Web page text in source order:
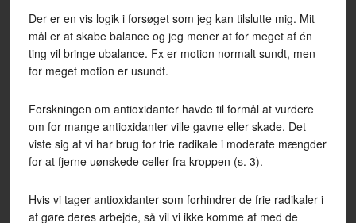
Der er en vis logik i forsøget som jeg kan tilslutte mig. Mit
mål er at skabe balance og jeg mener at for meget af én
ting vil bringe ubalance. Fx er motion normalt sundt, men
for meget motion er usundt.
Forskningen om antioxidanter havde til formål at vurdere
om for mange antioxidanter ville gavne eller skade. Det
viste sig at vi har brug for frie radikale i moderate mængder
for at fjerne uønskede celler fra kroppen (s. 3).
Hvis vi tager antioxidanter som forhindrer de frie radikaler i
at gøre deres arbejde, så vil vi ikke komme af med de